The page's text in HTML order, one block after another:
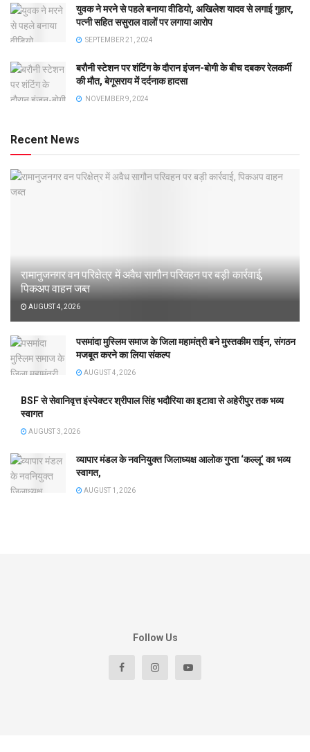
युवक ने मरने से पहले बनाया वीडियो, अखिलेश यादव से लगाई गुहार,
पत्नी सहित ससुराल वालों पर लगाया आरोप
SEPTEMBER 21, 2024
बरौनी स्टेशन पर शंटिंग के दौरान इंजन-बोगी के बीच दबकर रेलकर्मी
की मौत, बेगूसराय में दर्दनाक हादसा
NOVEMBER 9, 2024
Recent News
रामानुजनगर वन परिक्षेत्र में अवैध सागौन परिवहन पर बड़ी कार्रवाई,
पिकअप वाहन जब्त
AUGUST 4, 2026
पसमांदा मुस्लिम समाज के जिला महामंत्री बने मुस्तकीम राईन, संगठन
मजबूत करने का लिया संकल्प
AUGUST 4, 2026
BSF से सेवानिवृत्त इंस्पेक्टर श्रीपाल सिंह भदौरिया का इटावा से अहेरीपुर तक भव्य
स्वागत
AUGUST 3, 2026
व्यापार मंडल के नवनियुक्त जिलाध्यक्ष आलोक गुप्ता ‘कल्लू’ का भव्य
स्वागत,
AUGUST 1, 2026
Follow Us